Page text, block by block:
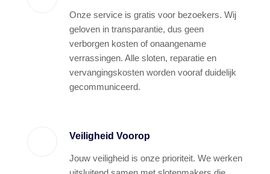
Onze service is gratis voor bezoekers. Wij
geloven in transparantie, dus geen
verborgen kosten of onaangename
verrassingen. Alle sloten, reparatie en
vervangingskosten worden vooraf duidelijk
gecommuniceerd.
Veiligheid Voorop
Jouw veiligheid is onze prioriteit. We werken